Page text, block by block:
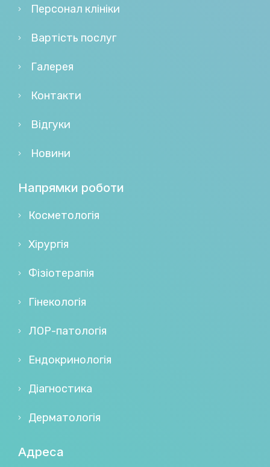
Персонал клініки
Вартість послуг
Галерея
Контакти
Відгуки
Новини
Напрямки роботи
Косметологія
Хірургія
Фізіотерапія
Гінекологія
ЛОР-патологія
Ендокринологія
Діагностика
Дерматологія
Адреса